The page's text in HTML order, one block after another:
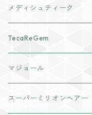
クレンジング・洗顔
ナチュリスティーアクレス
cocochia
VI PLANTE
リキッド
インナーケア
メディシュティーク
TecaReGem
マジョール
スーパーミリオンヘアー